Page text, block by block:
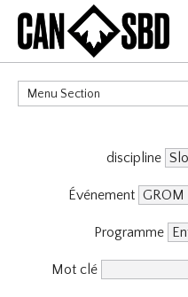
Menu Section
discipline
Événement
Programme
Mot clé